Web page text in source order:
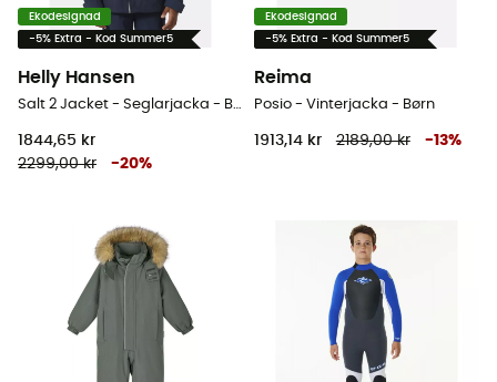
Ekodesignad
-5% Extra - Kod Summer5
Helly Hansen
Salt 2 Jacket - Seglarjacka - Børn
1844,65 kr
2299,00 kr
-20%
Ekodesignad
-5% Extra - Kod Summer5
Reima
Posio - Vinterjacka - Børn
1913,14 kr 2189,00 kr -13%